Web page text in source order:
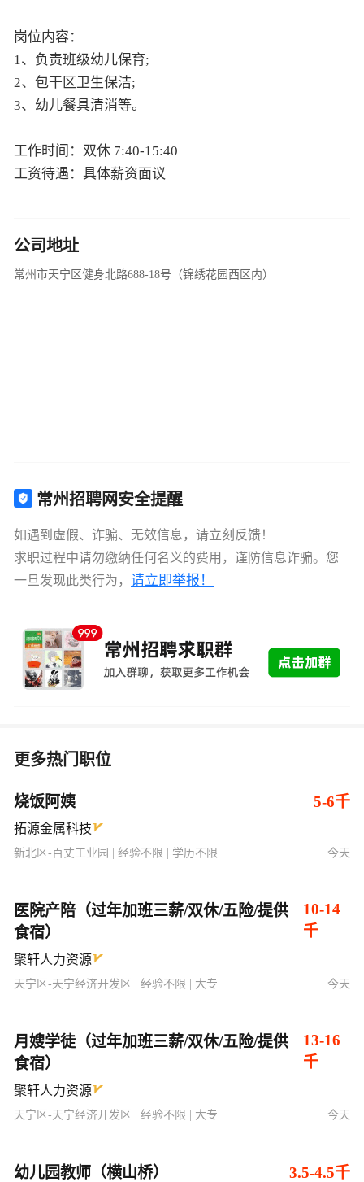
岗位内容：
1、负责班级幼儿保育;
2、包干区卫生保洁;
3、幼儿餐具清消等。
工作时间：双休 7:40-15:40
工资待遇：具体薪资面议
公司地址
常州市天宁区健身北路688-18号（锦绣花园西区内）
常州招聘网安全提醒
如遇到虚假、诈骗、无效信息，请立刻反馈！
求职过程中请勿缴纳任何名义的费用，谨防信息诈骗。您
一旦发现此类行为， 请立即举报！
更多热门职位
烧饭阿姨 5-6千
拓源金属科技
新北区-百丈工业园 | 经验不限 | 学历不限 今天
医院产陪（过年加班三薪/双休/五险/提供
食宿）
10-14
千
聚轩人力资源
天宁区-天宁经济开发区 | 经验不限 | 大专 今天
月嫂学徒（过年加班三薪/双休/五险/提供
食宿）
13-16
千
聚轩人力资源
天宁区-天宁经济开发区 | 经验不限 | 大专 今天
幼儿园教师（横山桥） 3.5-4.5千